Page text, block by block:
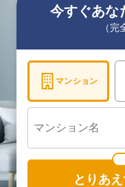
今すぐあな
（
マンション
とりあ